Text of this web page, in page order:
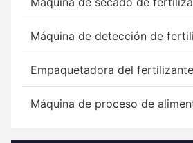
Máquina de detección de
Empaquetadora del
Máquina de proceso de